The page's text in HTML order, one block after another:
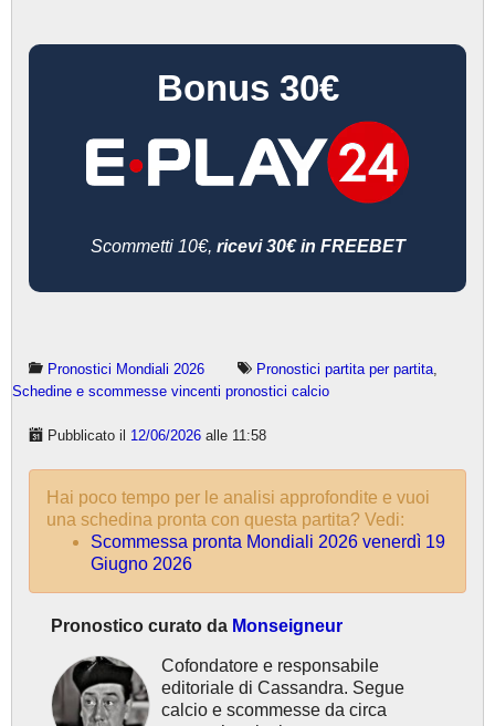
Bonus 30€
Scommetti 10€, ricevi 30€ in FREEBET
Pronostici Mondiali 2026 Pronostici partita per partita
Schedine e scommesse vincenti pronostici calcio
Pubblicato il 12/06/2026 alle 11:58
Hai poco tempo per le analisi approfondite e vuoi
una schedina pronta con questa partita? Vedi:
Scommessa pronta Mondiali 2026 venerdì 19
Giugno 2026
Pronostico curato da Monseigneur
Cofondatore e responsabile
editoriale di Cassandra. Segue
calcio e scommesse da circa